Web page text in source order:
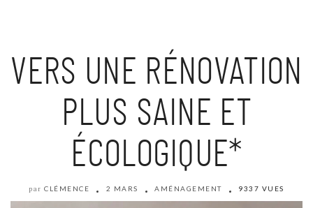
VERS UNE RÉNOVATION
PLUS SAINE ET
ÉCOLOGIQUE*
par CLÉMENCE 2 MARS AMÉNAGEMENT 9337 VUES